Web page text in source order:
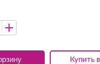
Купить